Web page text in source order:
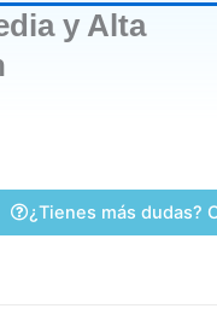
y Alta
¿Tienes más dudas?